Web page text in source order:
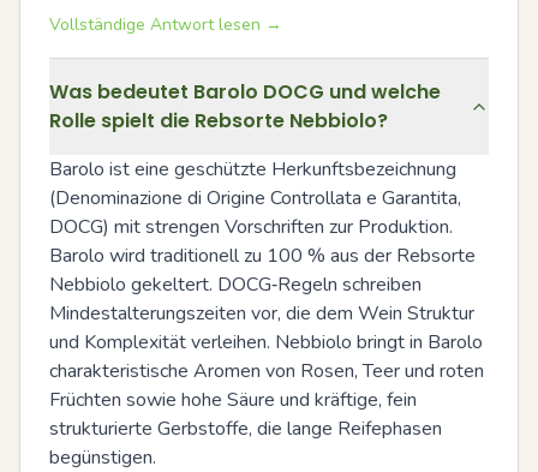
Vollständige Antwort lesen →
Was bedeutet Barolo DOCG und welche
Rolle spielt die Rebsorte Nebbiolo?
Barolo ist eine geschützte Herkunftsbezeichnung
(Denominazione di Origine Controllata e Garantita,
DOCG) mit strengen Vorschriften zur Produktion.
Barolo wird traditionell zu 100 % aus der Rebsorte
Nebbiolo gekeltert. DOCG‑Regeln schreiben
Mindestalterungszeiten vor, die dem Wein Struktur
und Komplexität verleihen. Nebbiolo bringt in Barolo
charakteristische Aromen von Rosen, Teer und roten
Früchten sowie hohe Säure und kräftige, fein
strukturierte Gerbstoffe, die lange Reifephasen
begünstigen.